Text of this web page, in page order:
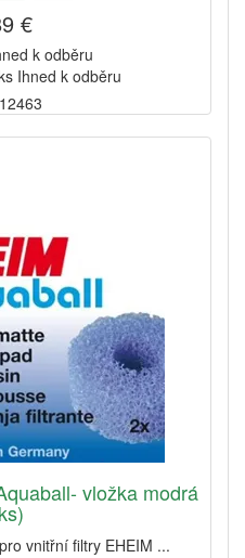
€
k odběru
Ihned k odběru
vložka modrá
vnitřní filtry EHEIM ...